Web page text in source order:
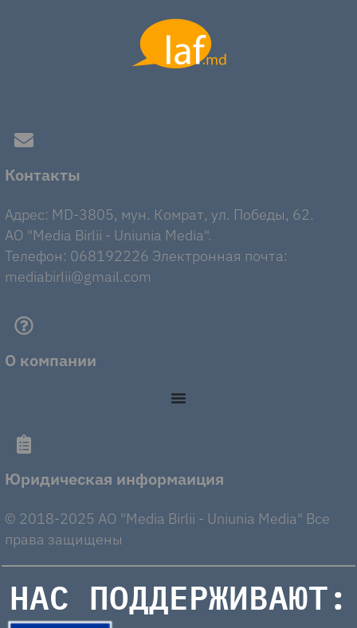
Контакты
Адрес: MD-3805, мун. Комрат, ул. Победы, 62.
AO "Media Birlii - Uniunia Media".
Телефон: 068192226 Электронная почта:
mediabirlii@gmail.com
О компании
Юридическая информаиция
© 2018-2025 AO "Media Birlii - Uniunia Media" Все
права защищены
НАС ПОДДЕРЖИВАЮТ: